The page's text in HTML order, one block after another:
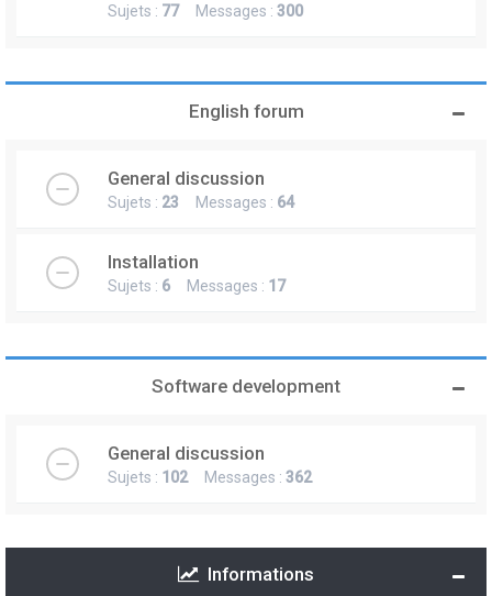
Sujets : 77Messages : 300
English forum
General discussion
Sujets : 23 Messages : 64
Installation
Sujets : 6 Messages : 17
Software development
General discussion
Sujets : 102Messages : 362
Informations